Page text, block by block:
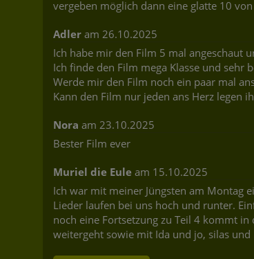
vergeben möglich dann eine glatte 10
Adler am 26.10.2025
Ich habe mir den Film 5 mal angeschaut
Ich finde den Film mega Klasse und sehr
Werde mir den Film noch ein paar mal
Kann den Film nur jeden ans Herz legen
Nora am 23.10.2025
Bester Film ever
Muriel die Eule am 15.10.2025
Ich war mit meiner Jüngsten am Montag
Lieder laufen bei uns hoch und runter.
noch eine Fortsetzung zu Teil 4 kommt
weitergeht sowie mit Ida und jo, silas